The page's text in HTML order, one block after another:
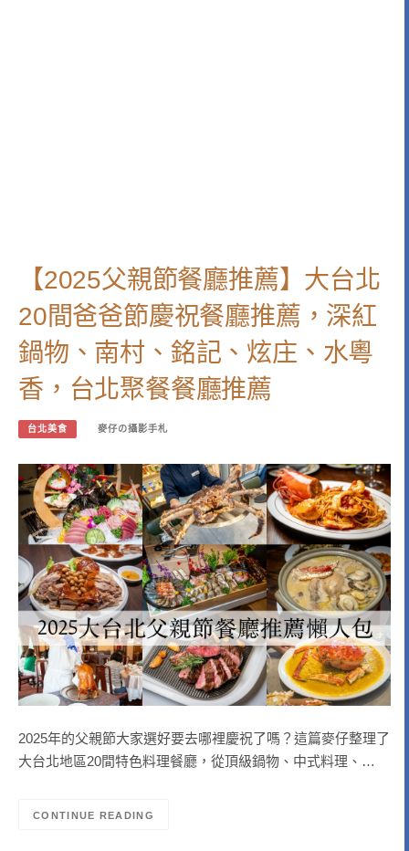
【2025父親節餐廳推薦】大台北
20間爸爸節慶祝餐廳推薦，深紅
鍋物、南村、銘記、炫庄、水粵
香，台北聚餐餐廳推薦
台北美食 麥仔の攝影手札
2025年的父親節大家選好要去哪裡慶祝了嗎？這篇麥仔整理了
大台北地區20間特色料理餐廳，從頂級鍋物、中式料理、…
CONTINUE READING